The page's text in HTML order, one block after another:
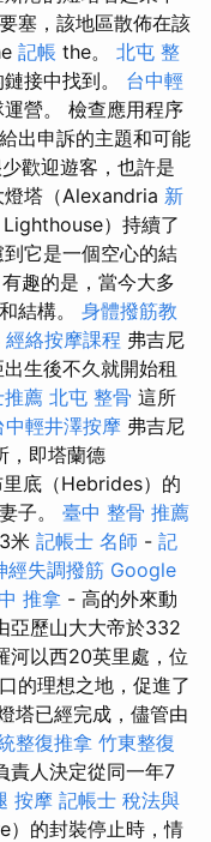
塞，該地區散佈在該
記帳 the。 北屯 整
接中找到。 台中輕
營。 檢查應用程序
出申訴的主題和可能
歡迎遊客，也許是
燈塔（Alexandria 新
Lighthouse）持續了
它是一個空心的結
有趣的是，當今大多
結構。 身體撥筋教
經絡按摩課程 弗吉尼
生後不久就開始租
推薦 北屯 整骨 這所
中輕井澤按摩 弗吉尼
，即塔蘭德
底（Hebrides）的
子。 臺中 整骨 推薦
米 記帳士 名師 - 記
經失調撥筋 Google
推拿 - 高的外來動
亞歷山大大帝於332
河以西20英里處，位
的理想之地，促進了
塔已經完成，儘管由
整復推拿 竹東整復
責人決定從同一年7
按摩 記帳士 稅法與
）的封裝停止時，情